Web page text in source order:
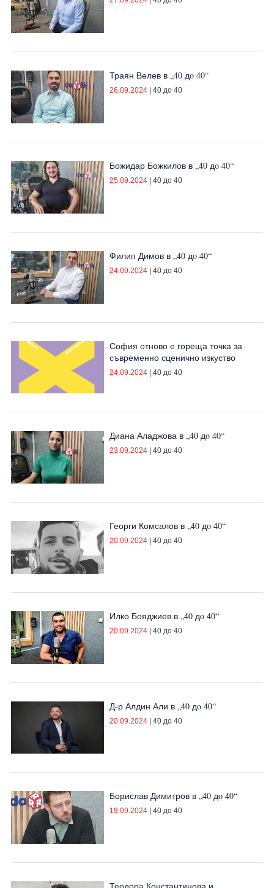
Траян Велев в „40 дo 40“
26.09.2024| 40 до 40
Божидар Божкилов в „40 дo 40“
25.09.2024| 40 до 40
Филип Димов в „40 дo 40“
24.09.2024| 40 до 40
София отново е гореща точка за
съвременно сценично изкуство
24.09.2024| 40 до 40
Диана Аладжова в „40 дo 40“
23.09.2024| 40 до 40
Георги Комсалов в „40 дo 40“
20.09.2024| 40 до 40
Илко Бояджиев в „40 дo 40“
20.09.2024| 40 до 40
Д-р Алдин Али в „40 дo 40“
20.09.2024| 40 до 40
Борислав Димитров в „40 дo 40“
19.09.2024| 40 до 40